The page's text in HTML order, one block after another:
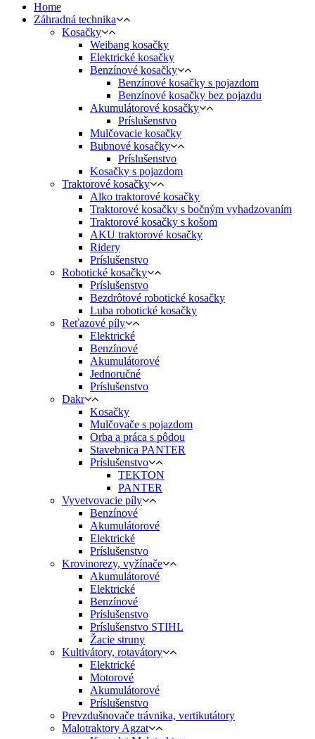
Home
Záhradná technika
Kosačky
Weibang kosačky
Elektrické kosačky
Benzínové kosačky
Benzínové kosačky s pojazdom
Benzínové kosačky bez pojazdu
Akumulátorové kosačky
Príslušenstvo
Mulčovacie kosačky
Bubnové kosačky
Príslušenstvo
Kosačky s pojazdom
Traktorové kosačky
Alko traktorové kosačky
Traktorové kosačky s bočným vyhadzovaním
Traktorové kosačky s košom
AKU traktorové kosačky
Ridery
Príslušenstvo
Robotické kosačky
Príslušenstvo
Bezdrôtové robotické kosačky
Luba robotické kosačky
Reťazové píly
Elektrické
Benzínové
Akumulátorové
Jednoručné
Príslušenstvo
Dakr
Kosačky
Mulčovače s pojazdom
Orba a práca s pôdou
Stavebnica PANTER
Príslušenstvo
TEKTON
PANTER
Vyvetvovacie píly
Benzínové
Akumulátorové
Elektrické
Príslušenstvo
Krovinorezy, vyžínače
Akumulátorové
Elektrické
Benzínové
Príslušenstvo
Príslušenstvo STIHL
Žacie struny
Kultivátory, rotavátory
Elektrické
Motorové
Akumulátorové
Príslušenstvo
Prevzdušnovače trávnika, vertikutátory
Malotraktory Agzat